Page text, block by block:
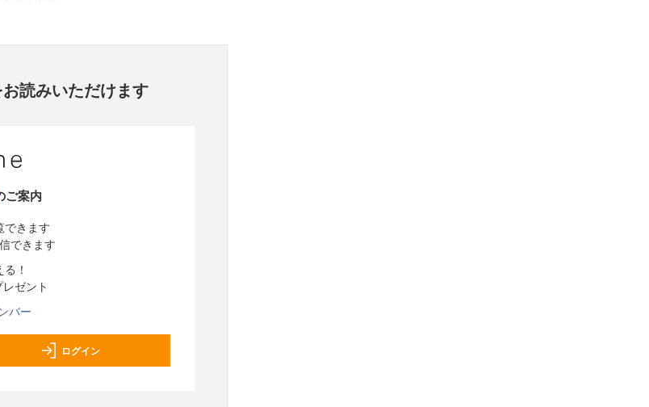
読みいただけます
ご案内
できます
できます
！
ゼント
バー
ログイン